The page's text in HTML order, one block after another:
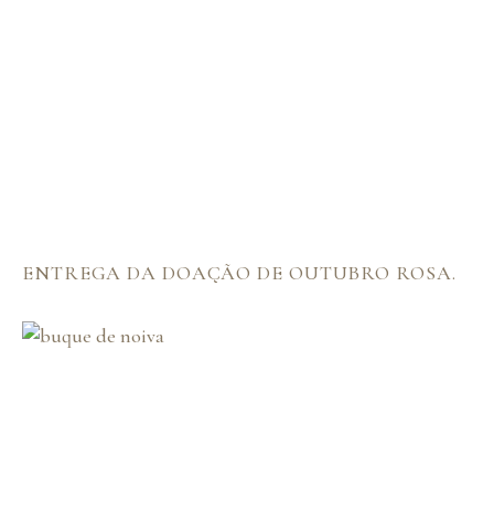
ENTREGA DA DOAÇÃO DE OUTUBRO ROSA.